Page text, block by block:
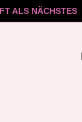
ALS NÄCHSTES